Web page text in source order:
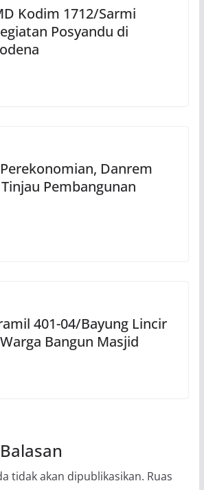
Kodim 1712/Sarmi
Posyandu di
Danrem
Pembangunan
401-04/Bayung Lincir
Bangun Masjid
tidak akan dipublikasikan. Ruas